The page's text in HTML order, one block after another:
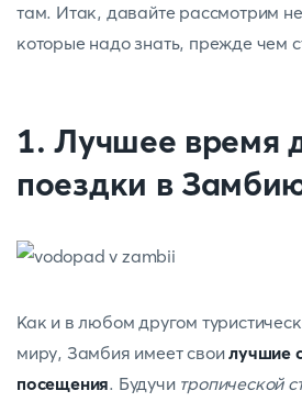
там. Итак, давайте рассмотрим
которые надо знать, прежде чем
1. Лучшее время
поездки в
Как и в любом другом
миру, Замбия имеет своилучшие
посещения. Будучи тропической